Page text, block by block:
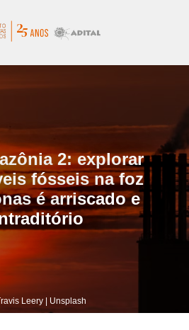
2: explorar
fósseis na foz
é arriscado e
Leery | Unsplash